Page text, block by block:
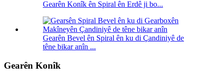
Gearên Konîk ên Spiral ên Erdê ji bo...
Gearên Bevel ên Spiral ên ku di Çandiniyê de
têne bikar anîn ...
Gearên Konîk